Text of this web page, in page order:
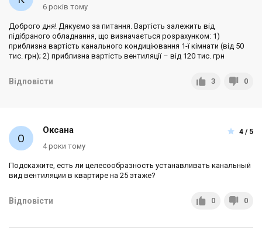
6 років тому
Доброго дня! Дякуємо за питання. Вартість залежить від
підібраного обладнання, що визначається розрахунком: 1)
приблизна вартість канального кондиціювання 1-ї кімнати (від 50
тис. грн); 2) приблизна вартість вентиляції – від 120 тис. грн
Відповісти 3 0
4 / 5
Оксана
4 роки тому
Подскажите, есть ли целесообразность устанавливать канальный
вид вентиляции в квартире на 25 этаже?
Відповісти 0 0